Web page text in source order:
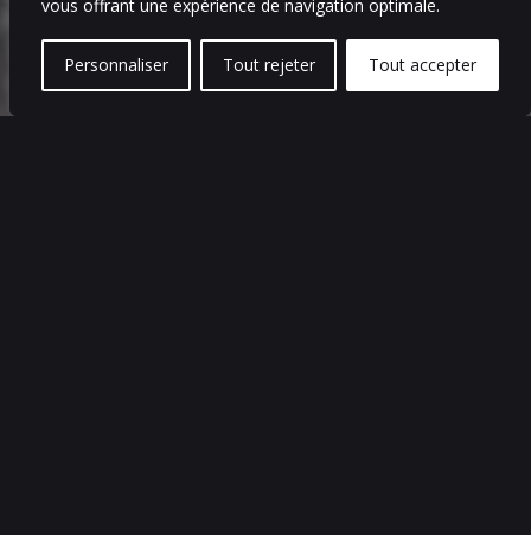
vous offrant une expérience de navigation optimale.
Personnaliser Tout rejeter Tout accepter